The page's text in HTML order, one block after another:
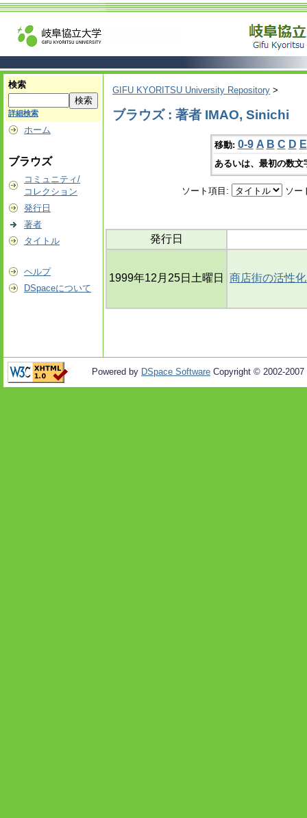
検索
詳細検索
ホーム
ブラウズ
コミュニティ/
コレクション
発行日
著者
タイトル
ヘルプ
DSpaceについて
GIFU KYORITSU University Repository >
ブラウズ : 著者 IMAO, Sinichi
移動: 0-9 A B C D E
あるいは、最初の数
ソート項目: ソー
発行日
1999年12月25日土曜日 商店街の活性
Powered by DSpace Software Copyright © 2002-2007